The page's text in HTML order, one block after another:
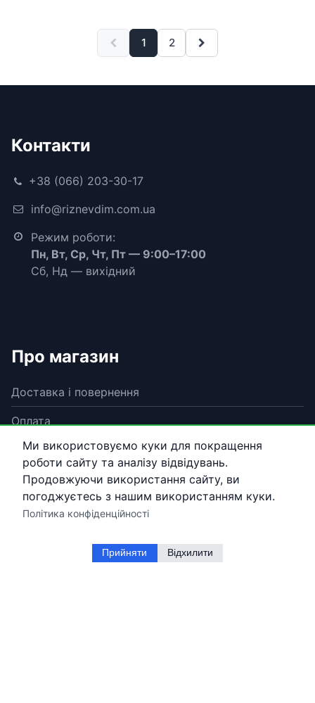
1 2
Контакти
+38 (066) 203-30-17
info@riznevdim.com.ua
Режим роботи:
Пн, Вт, Ср, Чт, Пт — 9:00–17:00
Сб, Нд — вихідний
Про магазин
Доставка і повернення
Оплата
Гарантія
Договір публічної оферти
Ми використовуємо куки для покращення
роботи сайту та аналізу відвідувань.
Продовжуючи використання сайту, ви
погоджуєтесь з нашим використанням куки.
Політика конфіденційності
Прийняти Відхилити